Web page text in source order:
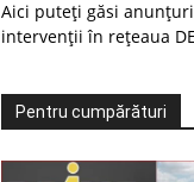
Aici puteți găsi
intervenții în rețeaua
Pentru cumpărături